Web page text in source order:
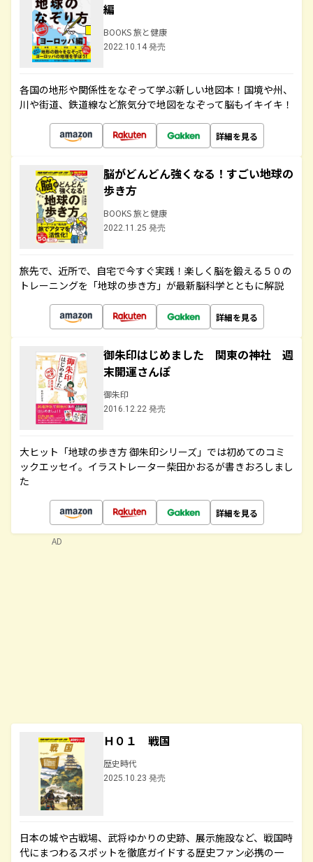
編
BOOKS 旅と健康
2022.10.14 発売
各国の地形や関係性をなぞって学ぶ新しい地図本！国境や州、
川や街道、鉄道線など旅気分で地図をなぞって脳もイキイキ！
詳細を見る
脳がどんどん強くなる！すごい地球の
歩き方
BOOKS 旅と健康
2022.11.25 発売
旅先で、近所で、自宅で今すぐ実践！楽しく脳を鍛える５０の
トレーニングを「地球の歩き方」が最新脳科学とともに解説
詳細を見る
御朱印はじめました 関東の神社 週
末開運さんぽ
御朱印
2016.12.22 発売
大ヒット「地球の歩き方 御朱印シリーズ」では初めてのコミ
ックエッセイ。イラストレーター柴田かおるが書きおろしまし
た
詳細を見る
Ｈ０１ 戦国
歴史時代
2025.10.23 発売
日本の城や古戦場、武将ゆかりの史跡、展示施設など、戦国時
代にまつわるスポットを徹底ガイドする歴史ファン必携の一
AD